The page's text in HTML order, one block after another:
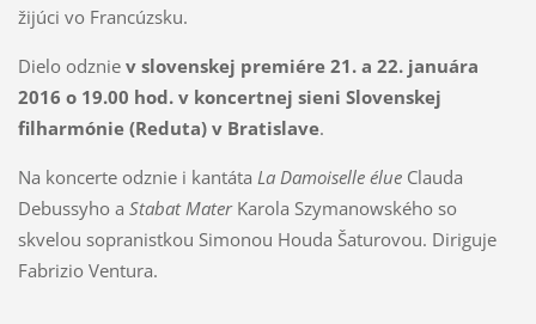
žijúci vo Francúzsku.
Dielo odznie v slovenskej premiére 21. a 22. januára
2016 o 19.00 hod. v koncertnej sieni Slovenskej
filharmónie (Reduta) v Bratislave.
Na koncerte odznie i kantáta La Damoiselle élueClauda
Debussyho a Stabat MaterKarola Szymanowského so
skvelou sopranistkou Simonou Houda Šaturovou. Diriguje
Fabrizio Ventura.